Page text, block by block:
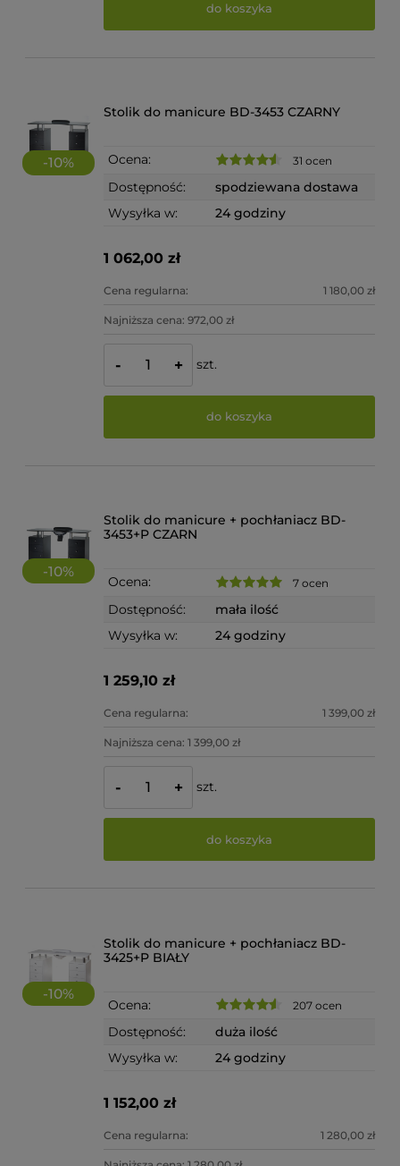
do koszyka
-10%
Stolik do manicure BD-3453 CZARNY
Ocena: 31 ocen
Dostępność:
spodziewana dostawa
Wysyłka w:
24 godziny
1 062,00 zł
Cena regularna: 1 180,00 zł
Najniższa cena:972,00 zł
- + szt.
do koszyka
-10%
Stolik do manicure + pochłaniacz BD-
3453+P CZARN
Ocena: 7 ocen
Dostępność:
mała ilość
Wysyłka w:
24 godziny
1 259,10 zł
Cena regularna: 1 399,00 zł
Najniższa cena:1 399,00 zł
- + szt.
do koszyka
-10%
Stolik do manicure + pochłaniacz BD-
3425+P BIAŁY
Ocena: 207 ocen
Dostępność:
duża ilość
Wysyłka w:
24 godziny
1 152,00 zł
Cena regularna: 1 280,00 zł